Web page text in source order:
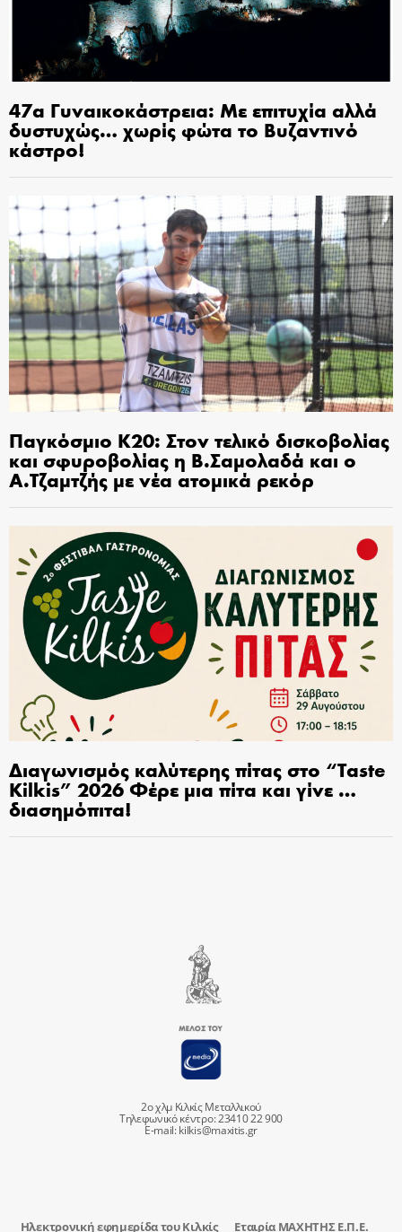
47α Γυναικοκάστρεια: Με επιτυχία αλλά
δυστυχώς… χωρίς φώτα το Βυζαντινό
κάστρο!
Παγκόσμιο Κ20: Στον τελικό δισκοβολίας
και σφυροβολίας η Β.Σαμολαδά και ο
Α.Τζαμτζής με νέα ατομικά ρεκόρ
Διαγωνισμός καλύτερης πίτας στο “Taste
Kilkis” 2026 Φέρε μια πίτα και γίνε …
διασημόπιτα!
2ο χλμ Κιλκίς Μεταλλικού
Τηλεφωνικό κέντρο: 23410 22 900
E-mail:kilkis@maxitis.gr
Ηλεκτρονική εφημερίδα του Κιλκίς Εταιρία ΜΑΧΗΤΗΣ Ε.Π.Ε.